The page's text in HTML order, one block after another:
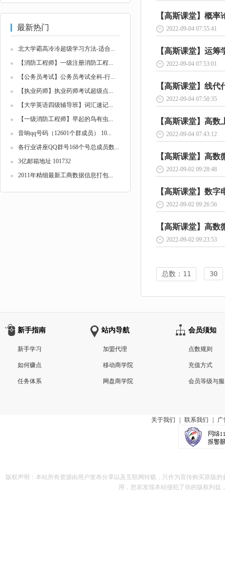
最新热门
北大学霸高冷冷超级学习方法-适合...
【消防工程师】一级注册消防工程...
【公务员考试】公务员考试全科-行...
【执业药师】执业药师考试超级点...
【大学英语四级辅导班】词汇速记...
【一级消防工程师】早起的鸟有虫...
音响qq号码（12601个群成员） 10...
各行业讲座QQ群号168个号总成员数...
3亿邮箱地址 101732
2011年精细最新工商数据信息打包...
【高斯课堂】概率
2022-09-04 07:55:41
【高斯课堂】运筹
2022-09-04 07:53:01
【高斯课堂】线代
2022-09-04 07:50:35
【高斯课堂】高数
2022-09-04 07:43:12
【高斯课堂】高数
2022-09-02 09:28:48
【高斯课堂】数字
2022-09-02 09:26:56
【高斯课堂】高数
2022-09-02 09:23:53
总数：11 30
新手指南
新手学习
如何赚点
任务体系
站内导航
加盟代理
移动商学院
网盘商学院
会员须知
点数规则
充值方式
会员等级与
关于我们 联系我们 广
版权声明：本站所有资源由用户发布分享以及互联网转载，只作为宣传购买原版
用，您若发现本站侵犯了你的版权利益